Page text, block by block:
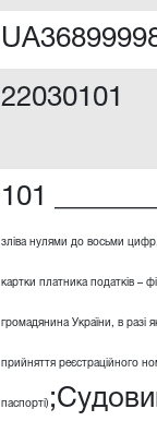
22030101
101
зліва нулями до восьми
картки платника податків –
громадянина України, в разі
прийняття реєстраційного
паспорті)